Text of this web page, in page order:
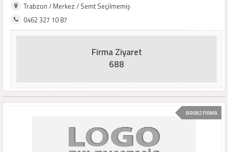
Trabzon / Merkez / Semt Seçilmemiş
0462 327 10 87
Firma Ziyaret
688
BRONZ FİRMA